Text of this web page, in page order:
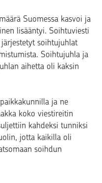
Suomessa kasvoi ja
lisääntyi. Soihtuviesti
soihtujuhlat
Soihtujuhla ja
aihetta oli kaksin
ja ne
koko viestireitin
kahdeksi tunniksi
jotta kaikilla oli
soihdun